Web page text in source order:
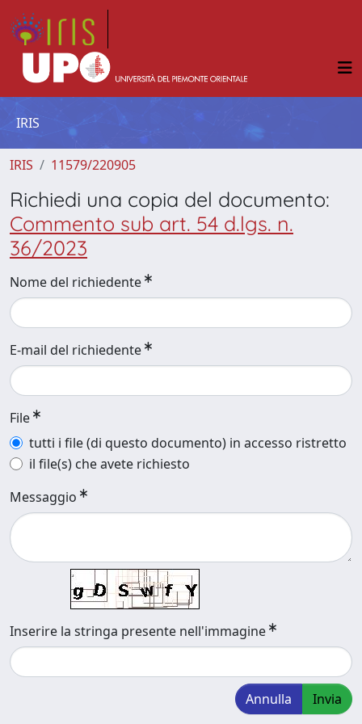
IRIS
IRIS 11579/220905
Richiedi una copia del documento:
Commento sub art. 54 d.lgs. n.
36/2023
Nome del richiedente
E-mail del richiedente
File
tutti i file (di questo documento) in accesso ristretto
il file(s) che avete richiesto
Messaggio
Inserire la stringa presente nell'immagine
Annulla Invia